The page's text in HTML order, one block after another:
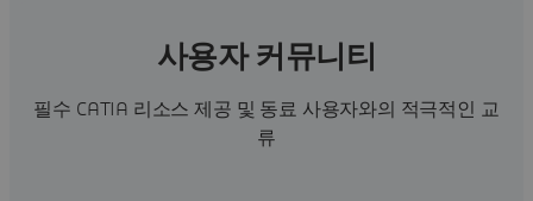
사용자 커뮤니티
필수 CATIA 리소스 제공 및 동료 사용자와의 적극적인 교
류